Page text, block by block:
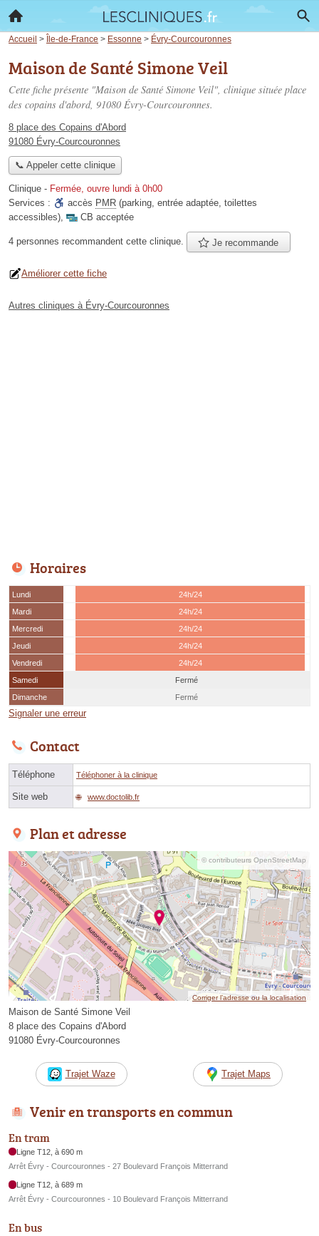
Accueil > Île-de-France > Essonne > Évry-Courcouronnes
Maison de Santé Simone Veil
Cette fiche présente "Maison de Santé Simone Veil", clinique située place
des copains d'abord, 91080 Évry-Courcouronnes.
8 place des Copains d'Abord
91080 Évry-Courcouronnes
📞 Appeler cette clinique
Clinique - Fermée, ouvre lundi à 0h00
Services :
accès PMR (parking, entrée adaptée, toilettes
accessibles), CB acceptée
4 personnes recommandent cette clinique. Je recommande
Améliorer cette fiche
Autres cliniques à Évry-Courcouronnes
Horaires
Lundi
24h/24
Mardi
24h/24
Mercredi
24h/24
Jeudi
24h/24
Vendredi
24h/24
Samedi
Fermé
Dimanche
Fermé
Signaler une erreur
Contact
Téléphone Téléphoner à la clinique
Site web www.doctolib.fr
Plan et adresse
© contributeurs OpenStreetMap
Corriger l’adresse ou la localisation
Maison de Santé Simone Veil
8 place des Copains d'Abord
91080 Évry-Courcouronnes
Trajet Waze Trajet Maps
Venir en transports en commun
En tram
Ligne T12, à 690 m
Arrêt Évry - Courcouronnes - 27 Boulevard François Mitterrand
Ligne T12, à 689 m
Arrêt Évry - Courcouronnes - 10 Boulevard François Mitterrand
En bus